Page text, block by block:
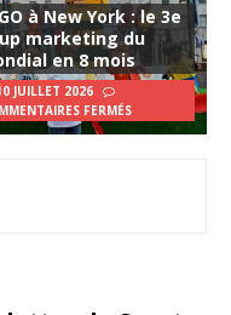
à New York : le 3e
marketing du
en 8 mois
JUILLET 2026
FERMÉS